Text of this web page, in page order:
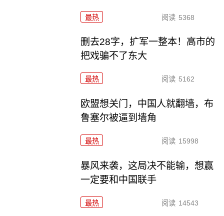
最热 阅读 5368
删去28字，扩军一整本！高市的
把戏骗不了东大
最热 阅读 5162
欧盟想关门，中国人就翻墙，布
鲁塞尔被逼到墙角
最热 阅读 15998
暴风来袭，这局决不能输，想赢
一定要和中国联手
最热 阅读 14543